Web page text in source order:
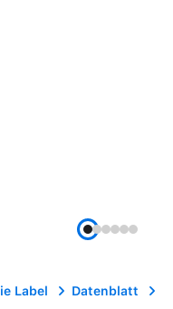
Label Datenblatt